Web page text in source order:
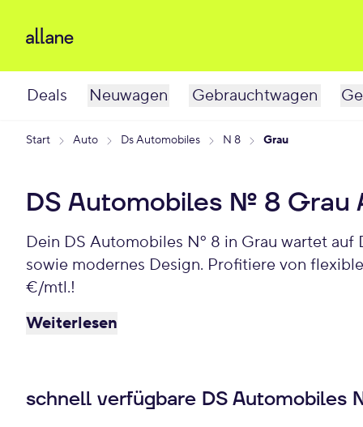
Deals Neuwagen Gebrauchtwagen
Start Auto Ds Automobiles N 8 Grau
DS Automobiles Nº 8 Grau
Dein DS Automobiles Nº 8 in Grau wartet
sowie modernes Design. Profitiere von
€/mtl.!
Weiterlesen
schnell verfügbare DS Automobiles